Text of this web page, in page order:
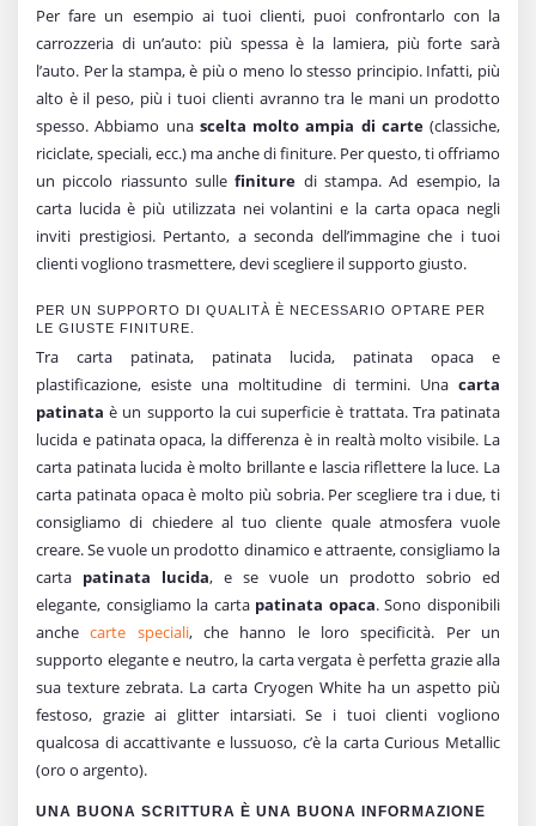
Per fare un esempio ai tuoi clienti, puoi confrontarlo con la
carrozzeria di un’auto: più spessa è la lamiera, più forte sarà
l’auto. Per la stampa, è più o meno lo stesso principio. Infatti, più
alto è il peso, più i tuoi clienti avranno tra le mani un prodotto
spesso. Abbiamo una scelta molto ampia di carte (classiche,
riciclate, speciali, ecc.) ma anche di finiture. Per questo, ti offriamo
un piccolo riassunto sullefiniture di stampa. Ad esempio, la
carta lucida è più utilizzata nei volantini e la carta opaca negli
inviti prestigiosi. Pertanto, a seconda dell’immagine che i tuoi
clienti vogliono trasmettere, devi scegliere il supporto giusto.
PER UN SUPPORTO DI QUALITÀ È NECESSARIO OPTARE PER
LE GIUSTE FINITURE.
Tra carta patinata, patinata lucida, patinata opaca e
plastificazione, esiste una moltitudine di termini. Una carta
patinata è un supporto la cui superficie è trattata. Tra patinata
lucida e patinata opaca, la differenza è in realtà molto visibile. La
carta patinata lucida è molto brillante e lascia riflettere la luce. La
carta patinata opaca è molto più sobria. Per scegliere tra i due, ti
consigliamo di chiedere al tuo cliente quale atmosfera vuole
creare. Se vuole un prodotto dinamico e attraente, consigliamo la
carta patinata lucida, e se vuole un prodotto sobrio ed
elegante, consigliamo la carta patinata opaca. Sono disponibili
anchecarte speciali, che hanno le loro specificità. Per un
supporto elegante e neutro, la carta vergata è perfetta grazie alla
sua texture zebrata. La carta Cryogen White ha un aspetto più
festoso, grazie ai glitter intarsiati. Se i tuoi clienti vogliono
qualcosa di accattivante e lussuoso, c’è la carta Curious Metallic
(oro o argento).
UNA BUONA SCRITTURA È UNA BUONA INFORMAZIONE